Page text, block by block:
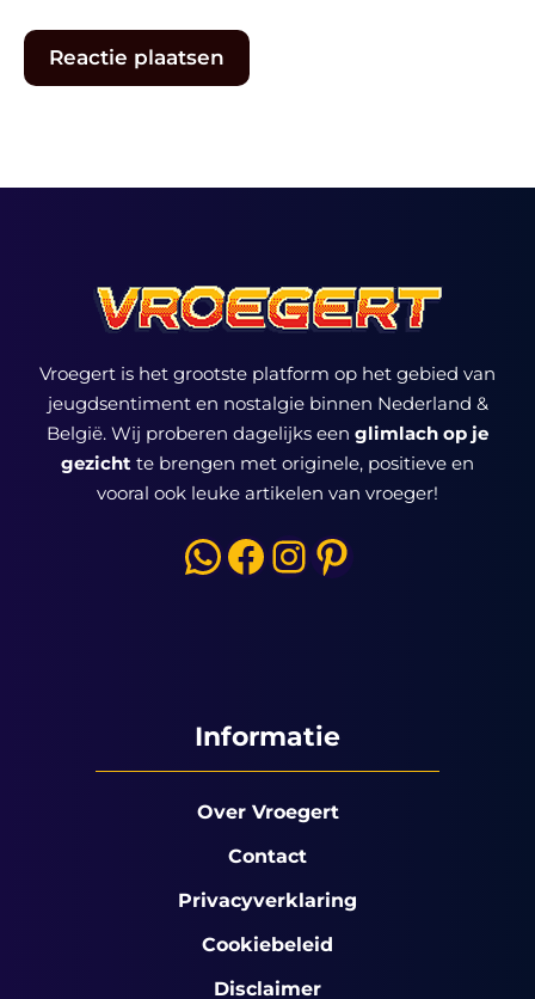
Vroegert is het grootste platform op het gebied van
jeugdsentiment en nostalgie binnen Nederland &
België. Wij proberen dagelijks een glimlach op je
gezicht te brengen met originele, positieve en
vooral ook leuke artikelen van vroeger!
WhatsApp
Facebook
Instagram
Pinterest
Informatie
Over Vroegert
Contact
Privacyverklaring
Cookiebeleid
Disclaimer